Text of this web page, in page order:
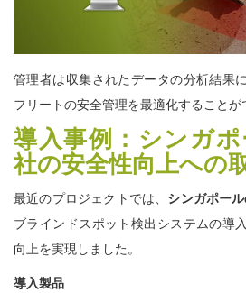
管理者は収集されたデータの分析結果
フリートの安全管理を最適化することが
導入事例：シンガ
社の安全性向上への
最近のプロジェクトでは、 シンガポー
ブラインドスポット検出システムの導
向上を実現しました。
導入製品